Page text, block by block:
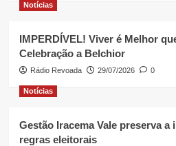
Notícias
IMPERDÍVEL! Viver é Melhor
Celebração a Belchior
Rádio Revoada 29/07/2026 0
Notícias
Gestão Iracema Vale preserva a
regras eleitorais